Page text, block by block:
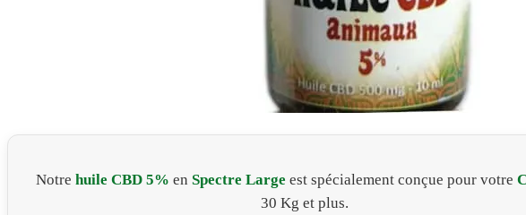
Notre huile CBD 5% en Spectre Large est spécialement conçue pour votre
30 Kg et plus.